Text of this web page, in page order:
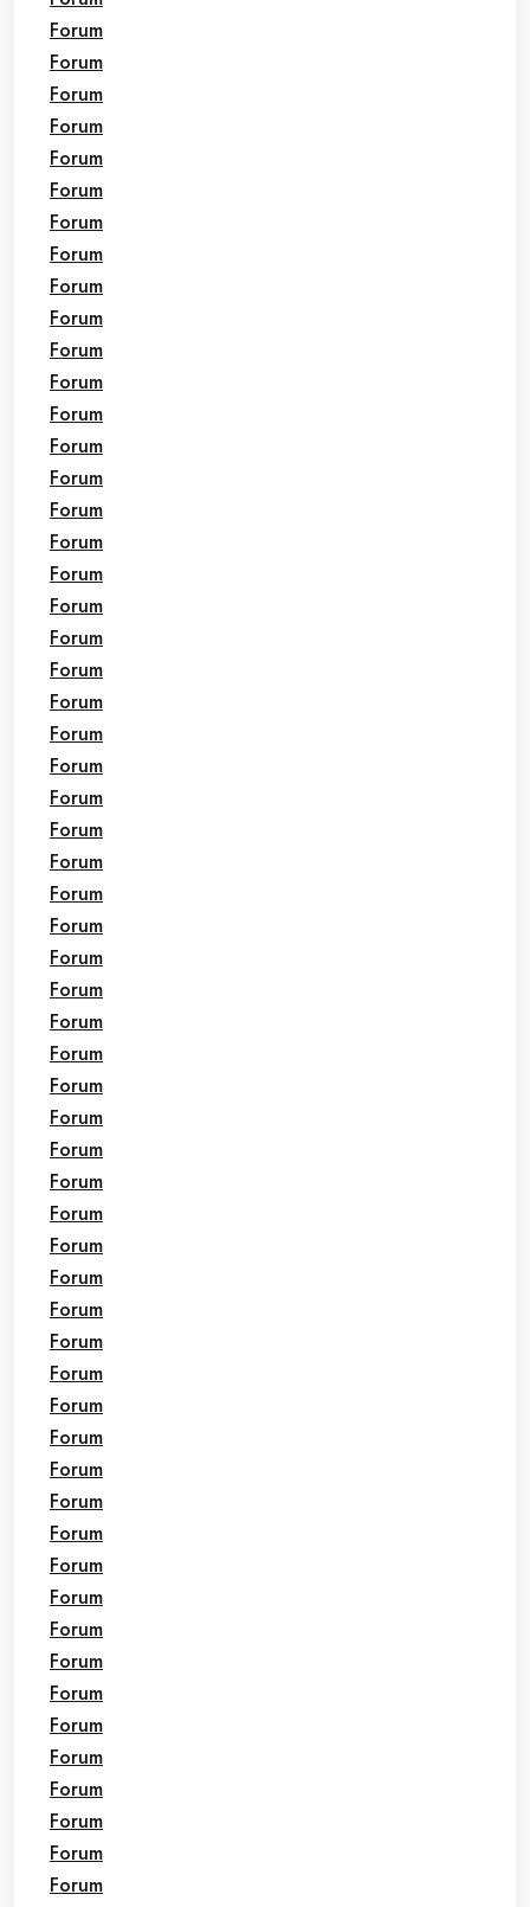
Forum
Forum
Forum
Forum
Forum
Forum
Forum
Forum
Forum
Forum
Forum
Forum
Forum
Forum
Forum
Forum
Forum
Forum
Forum
Forum
Forum
Forum
Forum
Forum
Forum
Forum
Forum
Forum
Forum
Forum
Forum
Forum
Forum
Forum
Forum
Forum
Forum
Forum
Forum
Forum
Forum
Forum
Forum
Forum
Forum
Forum
Forum
Forum
Forum
Forum
Forum
Forum
Forum
Forum
Forum
Forum
Forum
Forum
Forum